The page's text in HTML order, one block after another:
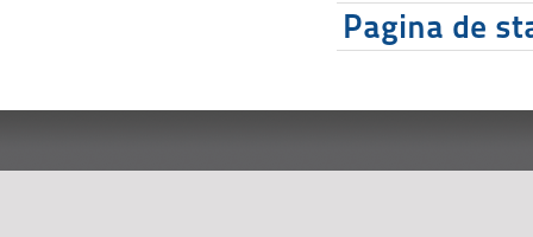
Pagina de